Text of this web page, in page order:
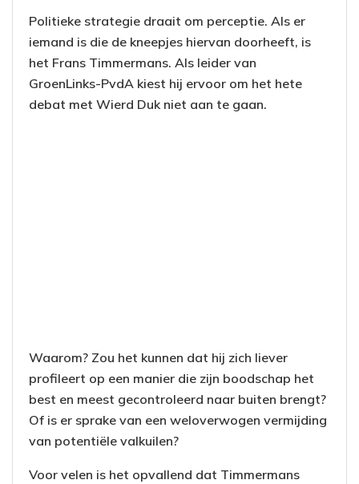
Politieke strategie draait om perceptie. Als er
iemand is die de kneepjes hiervan doorheeft, is
het Frans Timmermans. Als leider van
GroenLinks-PvdA kiest hij ervoor om het hete
debat met Wierd Duk niet aan te gaan.
Waarom? Zou het kunnen dat hij zich liever
profileert op een manier die zijn boodschap het
best en meest gecontroleerd naar buiten brengt?
Of is er sprake van een weloverwogen vermijding
van potentiële valkuilen?
Voor velen is het opvallend dat Timmermans